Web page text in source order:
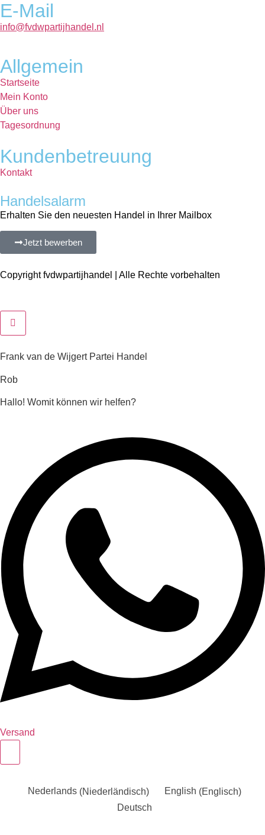
E-Mail
info@fvdwpartijhandel.nl
Allgemein
Startseite
Mein Konto
Über uns
Tagesordnung
Kundenbetreuung
Kontakt
Handelsalarm
Erhalten Sie den neuesten Handel in Ihrer Mailbox
Jetzt bewerben
Copyright fvdwpartijhandel | Alle Rechte vorbehalten
Frank van de Wijgert Partei Handel
Rob
Hallo! Womit können wir helfen?
Versand
Nederlands(Niederländisch) English (Englisch)
Deutsch